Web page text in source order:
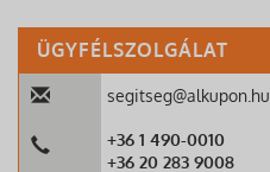
ÜGYFÉLSZOLGÁLAT
segitseg@alkupon.hu
+36 1 490-0010
+36 20 283 9008